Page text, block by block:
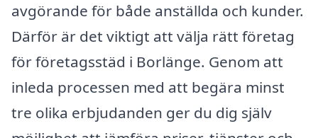
avgörande för både anställda och kunder.
Därför är det viktigt att välja rätt företag
för företagsstäd i Borlänge. Genom att
inleda processen med att begära minst
tre olika erbjudanden ger du dig själv